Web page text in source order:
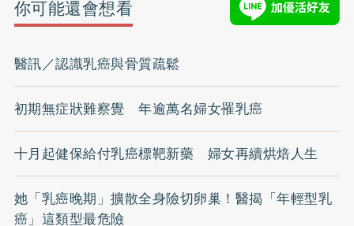
你可能還會想看
醫訊／認識乳癌與骨質疏鬆
初期無症狀難察覺 年逾萬名婦女罹乳癌
十月起健保給付乳癌標靶新藥 婦女再續烘焙人生
她「乳癌晚期」擴散全身險切卵巢！醫揭「年輕型乳
癌」這類型最危險